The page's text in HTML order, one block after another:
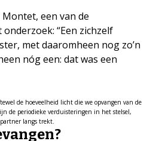
een van de
“Een zichzelf
met daaromheen nog zo’n
nóg een: dat was een
de hoeveelheid licht die we opvangen van de
de periodieke verduisteringen in het stelsel,
langs trekt.